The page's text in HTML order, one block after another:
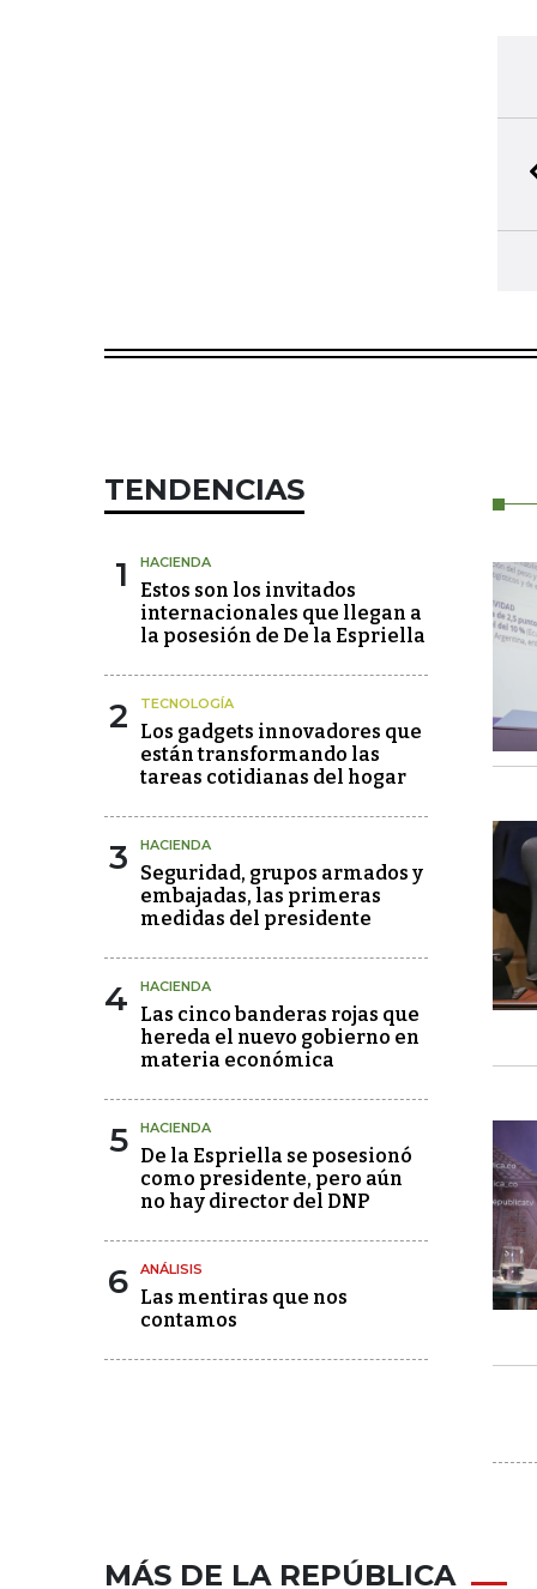
TENDENCIAS
1 HACIENDA
Estos son los invitados
internacionales que llegan a
la posesión de De la Espriella
2 TECNOLOGÍA
Los gadgets innovadores que
están transformando las
tareas cotidianas del hogar
3 HACIENDA
Seguridad, grupos armados y
embajadas, las primeras
medidas del presidente
4 HACIENDA
Las cinco banderas rojas que
hereda el nuevo gobierno en
materia económica
5 HACIENDA
De la Espriella se posesionó
como presidente, pero aún
no hay director del DNP
6 ANÁLISIS
Las mentiras que nos
contamos
MÁS DE LA REPÚBLICA